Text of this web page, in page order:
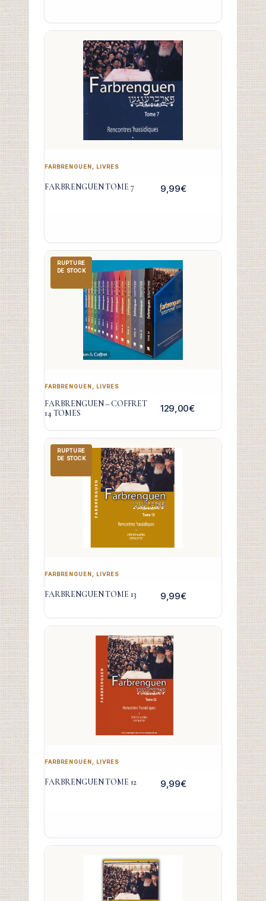
FARBRENGUEN, LIVRES
FARBRENGUEN TOME 7 9,99€
RUPTURE
DE STOCK
FARBRENGUEN, LIVRES
FARBRENGUEN – COFFRET
14 TOMES
129,00€
RUPTURE
DE STOCK
FARBRENGUEN, LIVRES
FARBRENGUEN TOME 13 9,99€
FARBRENGUEN, LIVRES
FARBRENGUEN TOME 12 9,99€